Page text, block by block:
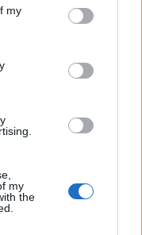
You may click to
third-party tags to
in below Google
my
my
the
bérlet
eladás